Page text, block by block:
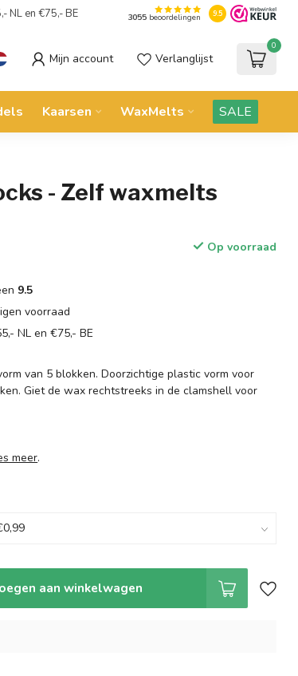
NL en €75,- BE 3055beoordelingen 9.5
Mijn account Verlanglijst
0
Kaarsen WaxMelts SALE
- Zelf waxmelts
Op voorraad
9.5
voorraad
NL en €75,- BE
van 5 blokken. Doorzichtige plastic vorm voor
Giet de wax rechtstreeks in de clamshell voor
meer.
aan winkelwagen